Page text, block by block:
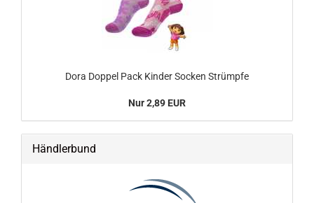
Dora Doppel Pack Kinder Socken Strümpfe
Nur 2,89 EUR
Händlerbund